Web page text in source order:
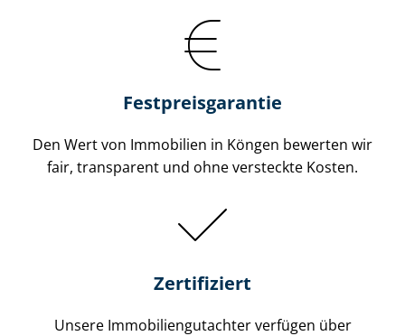
Festpreis​garantie
Den Wert von Immobilien in Köngen bewerten wir
fair, transparent und ohne versteckte Kosten.
Zertifiziert
Unsere Immobilien­gutachter verfügen über